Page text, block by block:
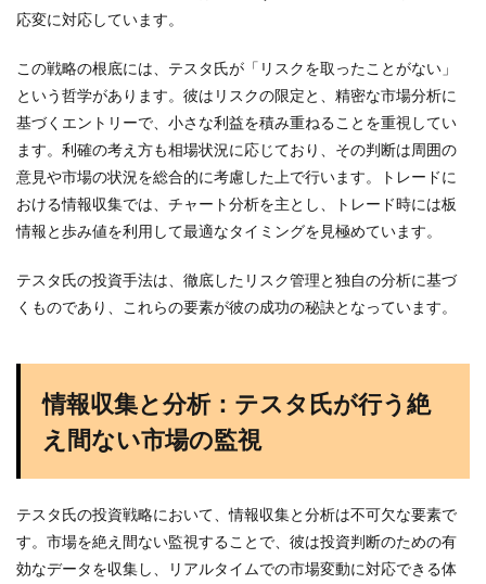
応変に対応しています。
この戦略の根底には、テスタ氏が「リスクを取ったことがない」
という哲学があります。彼はリスクの限定と、精密な市場分析に
基づくエントリーで、小さな利益を積み重ねることを重視してい
ます。利確の考え方も相場状況に応じており、その判断は周囲の
意見や市場の状況を総合的に考慮した上で行います。トレードに
おける情報収集では、チャート分析を主とし、トレード時には板
情報と歩み値を利用して最適なタイミングを見極めています。
テスタ氏の投資手法は、徹底したリスク管理と独自の分析に基づ
くものであり、これらの要素が彼の成功の秘訣となっています。
情報収集と分析：テスタ氏が行う絶
え間ない市場の監視
テスタ氏の投資戦略において、情報収集と分析は不可欠な要素で
す。市場を絶え間ない監視することで、彼は投資判断のための有
効なデータを収集し、リアルタイムでの市場変動に対応できる体